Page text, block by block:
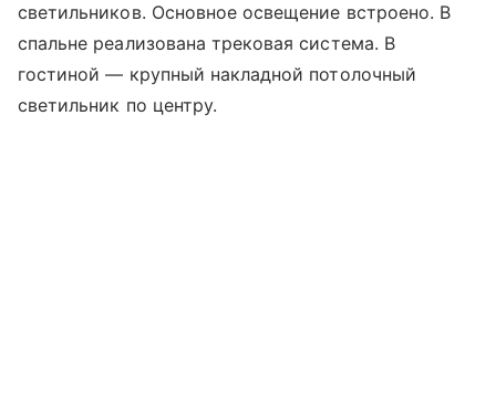
светильников. Основное освещение встроено. В
спальне реализована трековая система. В
гостиной — крупный накладной потолочный
светильник по центру.